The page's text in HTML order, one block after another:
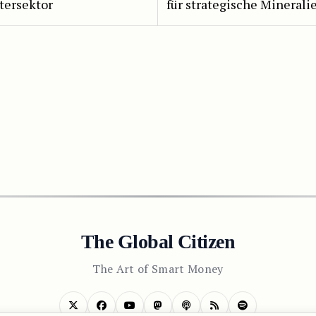
für strategische
The Global Citizen
The Art of Smart Money